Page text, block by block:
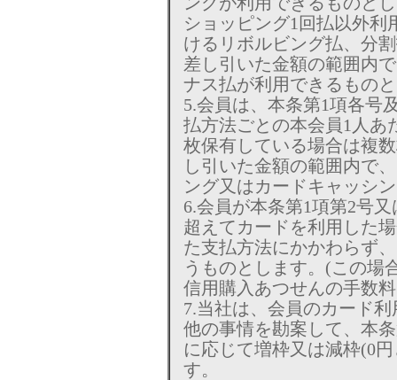
ショッピング1回払以外利
けるリボルビング払、分
差し引いた金額の範囲内
ナス払が利用できるもの
5.会員は、本条第1項各号
払方法ごとの本会員1人あ
枚保有している場合は複
し引いた金額の範囲内で
ング又はカードキャッシ
6.会員が本条第1項第2号
超えてカードを利用した
た支払方法にかかわらず
うものとします。(この場
信用購入あつせんの手数
7.当社は、会員のカード
他の事情を勘案して、本
に応じて増枠又は減枠(0
す。